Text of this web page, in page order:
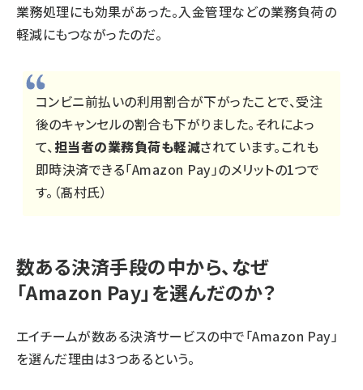
業務処理にも効果があった。入金管理などの業務負荷の
軽減にもつながったのだ。
コンビニ前払いの利用割合が下がったことで、受注
後のキャンセルの割合も下がりました。それによっ
て、担当者の業務負荷も軽減されています。これも
即時決済できる「Amazon Pay」のメリットの1つで
す。（髙村氏）
数ある決済手段の中から、なぜ
「Amazon Pay」を選んだのか？
エイチームが数ある決済サービスの中で「Amazon Pay」
を選んだ理由は3つあるという。